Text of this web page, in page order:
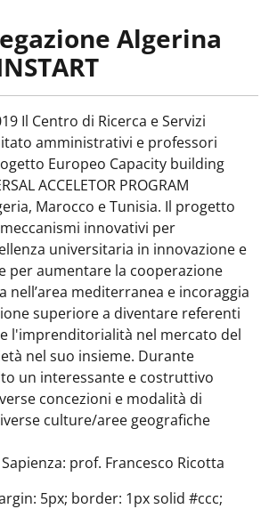
Algerina
Il Centro di Ricerca e Servizi
amministrativi e professori
Europeo Capacity building
ACCELETOR PROGRAM
Marocco e Tunisia. Il progetto
meccanismi innovativi per
universitaria in innovazione e
per aumentare la cooperazione
nell’area mediterranea e incoraggia
superiore a diventare referenti
l'imprenditorialità nel mercato del
nel suo insieme. Durante
un interessante e costruttivo
concezioni e modalità di
culture/aree geografiche
prof. Francesco Ricotta
5px; border: 1px solid #ccc;